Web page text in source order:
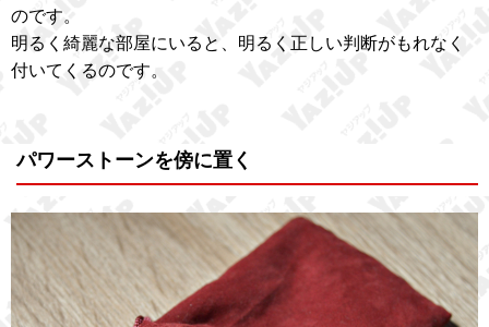
のです。
明るく綺麗な部屋にいると、明るく正しい判断がもれなく
付いてくるのです。
パワーストーンを傍に置く